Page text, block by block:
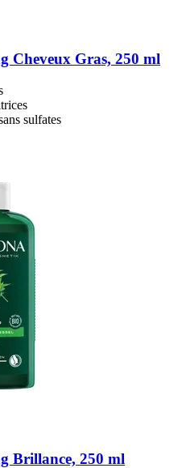
Cheveux Gras, 250 ml
sulfates
Brillance, 250 ml